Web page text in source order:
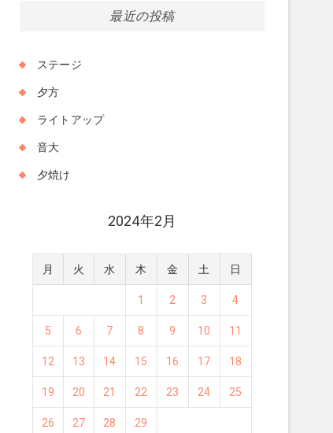
最近の投稿
ステージ
夕方
ライトアップ
音大
夕焼け
2024年2月
月 火 水 木 金 土 日
1 2 3 4
5 6 7 8 9 10 11
12 13 14 15 16 17 18
19 20 21 22 23 24 25
26 27 28
29